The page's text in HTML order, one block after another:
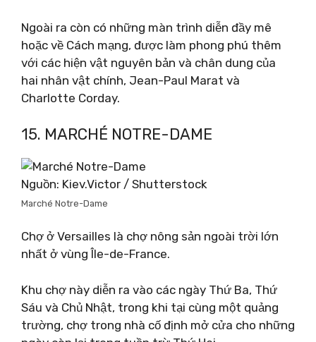
Ngoài ra còn có những màn trình diễn đầy mê
hoặc về Cách mạng, được làm phong phú thêm
với các hiện vật nguyên bản và chân dung của
hai nhân vật chính, Jean-Paul Marat và
Charlotte Corday.
15. MARCHÉ NOTRE-DAME
Nguồn: Kiev.Victor / Shutterstock
Marché Notre-Dame
Chợ ở Versailles là chợ nông sản ngoài trời lớn
nhất ở vùng Île-de-France.
Khu chợ này diễn ra vào các ngày Thứ Ba, Thứ
Sáu và Chủ Nhật, trong khi tại cùng một quảng
trường, chợ trong nhà cố định mở cửa cho những